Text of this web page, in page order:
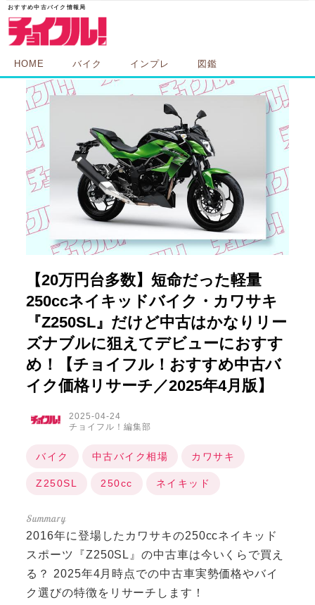
HOME バイク インプレ 図鑑
【20万円台多数】短命だった軽量
250ccネイキッドバイク・カワサキ
『Z250SL』だけど中古はかなりリー
ズナブルに狙えてデビューにおすす
め！【チョイフル！おすすめ中古バ
イク価格リサーチ／2025年4月版】
2025-04-24
チョイフル！編集部
バイク 中古バイク相場 カワサキ
Z250SL 250cc ネイキッド
2016年に登場したカワサキの250ccネイキッド
スポーツ『Z250SL』の中古車は今いくらで買え
る？ 2025年4月時点での中古車実勢価格やバイ
ク選びの特徴をリサーチします！